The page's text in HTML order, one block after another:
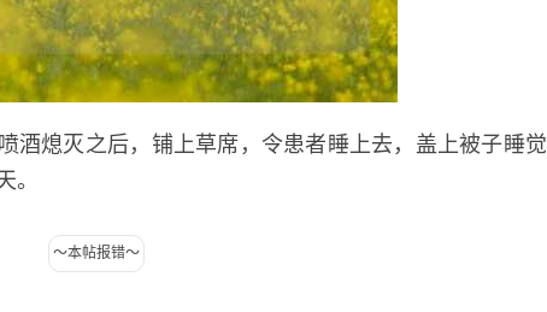
酒熄灭之后，铺上草席，令患者睡上去，盖上被子睡觉
。